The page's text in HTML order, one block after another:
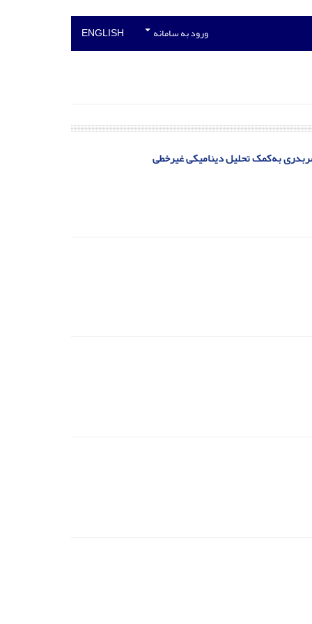
ورود به سامانه ENGLISH
به‌کمک تحلیل دینامیکی غیرخطی